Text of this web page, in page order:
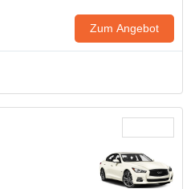
Zum Angebot